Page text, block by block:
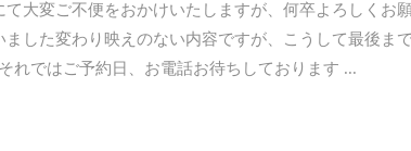
大変ご不便をおかけいたしますが、何卒よろしくお
した変わり映えのない内容ですが、こうして最後ま
れではご予約日、お電話お待ちしております